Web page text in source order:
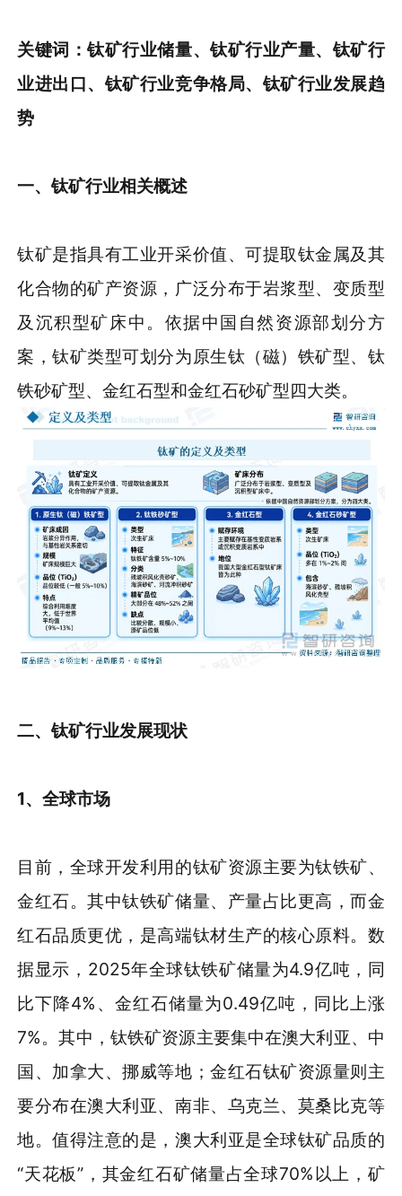
关键词 ：钛矿行业储量、钛矿行业产量、钛矿行
业进出口、钛矿行业竞争格局、钛矿行业发展趋
势
一、钛矿行业相关概述
钛矿是指具有工业开采价值、可提取钛金属及其
化合物的矿产资源，广泛分布于岩浆型、变质型
及沉积型矿床中。依据中国自然资源部划分方
案，钛矿类型可划分为原生钛（磁）铁矿型、钛
铁砂矿型、金红石型和金红石砂矿型四大类。
二、钛矿行业发展现状
1、全球市场
目前，全球开发利用的钛矿资源主要为钛铁矿、
金红石。其中钛铁矿储量、产量占比更高，而金
红石品质更优，是高端钛材生产的核心原料。数
据显示，2025年全球钛铁矿储量为4.9亿吨，同
比下降4%、金红石储量为0.49亿吨，同比上涨
7%。其中，钛铁矿资源主要集中在澳大利亚、中
国、加拿大、挪威等地；金红石钛矿资源量则主
要分布在澳大利亚、南非、乌克兰、莫桑比克等
地。值得注意的是，澳大利亚是全球钛矿品质的
“天花板”，其金红石矿储量占全球70%以上，矿